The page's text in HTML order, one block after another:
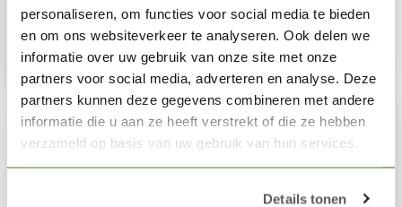
personaliseren, om functies voor social media te bieden
en om ons websiteverkeer te analyseren. Ook delen we
informatie over uw gebruik van onze site met onze
partners voor social media, adverteren en analyse. Deze
partners kunnen deze gegevens combineren met andere
informatie die u aan ze heeft verstrekt of die ze hebben
verzameld op basis van uw gebruik van hun services.
Details tonen
Op voorraad
-25